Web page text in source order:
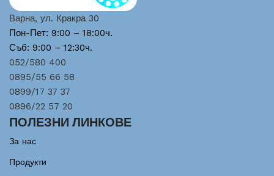
Варна, ул. Кракра 30
Пон-Пет: 9:00 – 18:00ч.
Съб: 9:00 – 12:30ч.
052/580 400
0895/55 66 58
0899/17 37 37
0896/22 57 20
ПОЛЕЗНИ ЛИНКОВЕ
За нас
Продукти